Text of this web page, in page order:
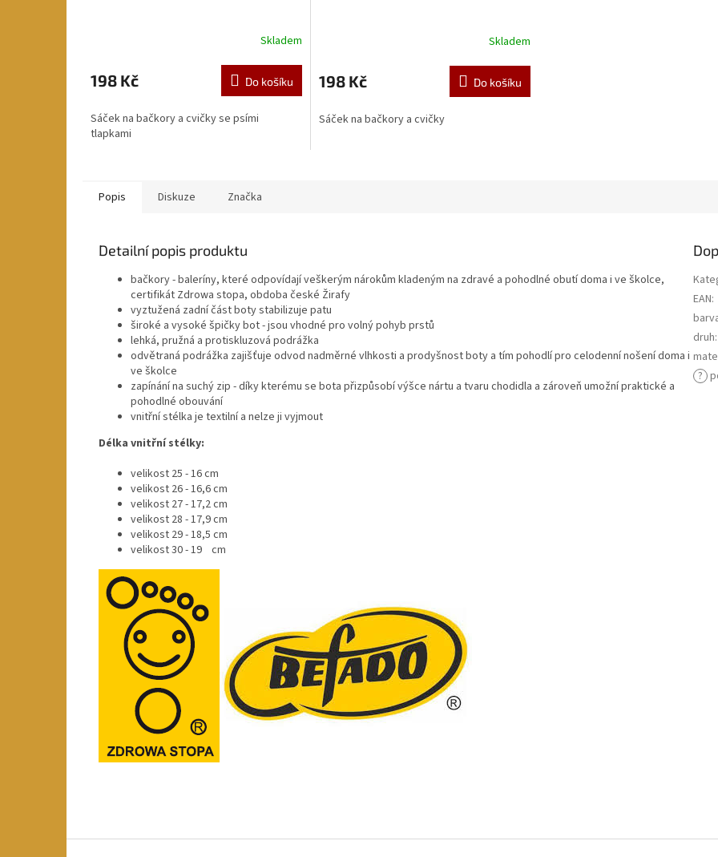
Skladem
198 Kč Do košíku
Sáček na bačkory a cvičky se psími
tlapkami
Skladem
198 Kč Do košíku
Sáček na bačkory a cvičky
Popis Diskuze Značka
Detailní popis produktu
bačkory - baleríny, které odpovídají veškerým nárokům kladeným na zdravé a pohodlné obutí doma i ve školce,
certifikát Zdrowa stopa, obdoba české Žirafy
vyztužená zadní část boty stabilizuje patu
široké a vysoké špičky bot - jsou vhodné pro volný pohyb prstů
lehká, pružná a protiskluzová podrážka
odvětraná podrážka zajišťuje odvod nadměrné vlhkosti a prodyšnost boty a tím pohodlí pro celodenní nošení doma i
ve školce
zapínání na suchý zip - díky kterému se bota přizpůsobí výšce nártu a tvaru chodidla a zároveň umožní praktické a
pohodlné obouvání
vnitřní stélka je textilní a nelze ji vyjmout
Délka vnitřní stélky:
velikost 25 - 16 cm
velikost 26 - 16,6 cm
velikost 27 - 17,2 cm
velikost 28 - 17,9 cm
velikost 29 - 18,5 cm
velikost 30 - 19 cm
EAN:
druh:
?